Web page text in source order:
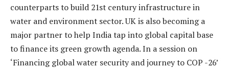
counterparts to build 21st century infrastructure in
water and environment sector. UK is also becoming a
major partner to help India tap into global capital base
to finance its green growth agenda. In a session on
‘Financing global water security and journey to COP -26’